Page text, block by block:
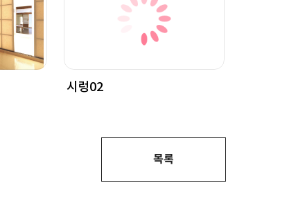
시렁02
목록